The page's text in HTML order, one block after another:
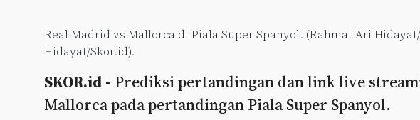
Real Madrid vs Mallorca di Piala Super Spanyol. (Rahmat Ari
Hidayat/Skor.id).
SKOR.id - Prediksi pertandingan dan link live
Mallorca pada pertandingan Piala Super Spanyol.
SPECIAL